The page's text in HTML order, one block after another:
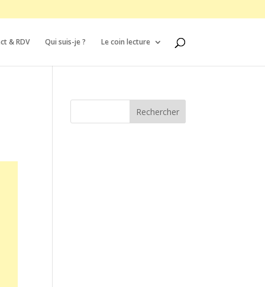
& RDV Qui suis-je ? Le coin lecture
Rechercher